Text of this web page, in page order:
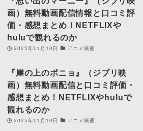
画）無料動画配信情報と口コミ評
価・感想まとめ！NETFLIXや
huluで観れるのか
2025年11月10日 アニメ映画
『崖の上のポニョ』（ジブリ映
画）無料動画配信と口コミ評価・
感想まとめ！NETFLIXやhuluで
観れるのか
2025年11月10日 アニメ映画